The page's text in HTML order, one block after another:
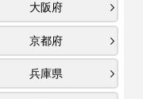
大阪府
京都府
兵庫県